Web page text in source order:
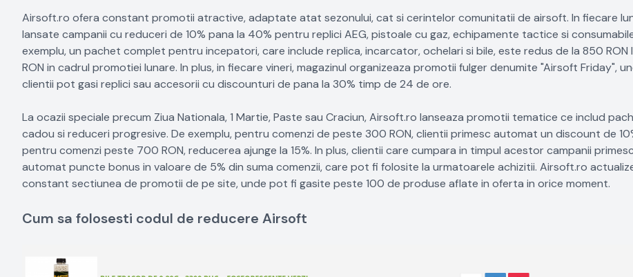
Airsoft.ro ofera constant promotii atractive, adaptate atat sezonului, cat si cerintelor comunitatii de airsoft. In fiecare
lansate campanii cu reduceri de 10% pana la 40% pentru replici AEG, pistoale cu gaz, echipamente tactice si
exemplu, un pachet complet pentru incepatori, care include replica, incarcator, ochelari si bile, este redus de la 850 RON
RON in cadrul promotiei lunare. In plus, in fiecare vineri, magazinul organizeaza promotii fulger denumite "Airsoft Friday",
clientii pot gasi replici sau accesorii cu discounturi de pana la 30% timp de 24 de ore.
La ocazii speciale precum Ziua Nationala, 1 Martie, Paste sau Craciun, Airsoft.ro lanseaza promotii tematice ce includ
cadou si reduceri progresive. De exemplu, pentru comenzi de peste 300 RON, clientii primesc automat un discount de
pentru comenzi peste 700 RON, reducerea ajunge la 15%. In plus, clientii care cumpara in timpul acestor campanii primesc
automat puncte bonus in valoare de 5% din suma comenzii, care pot fi folosite la urmatoarele achizitii. Airsoft.ro
constant sectiunea de promotii de pe site, unde pot fi gasite peste 100 de produse aflate in oferta in orice moment.
Cum sa folosesti codul de reducere Airsoft